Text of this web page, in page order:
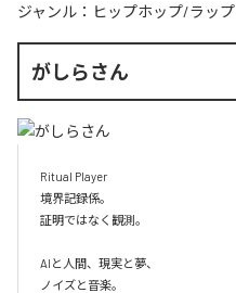
ジャンル： ヒップホップ/ラップ
がしらさん
Ritual Player
境界記録係。
証明ではなく観測。
AIと人間、現実と夢、
ノイズと音楽。